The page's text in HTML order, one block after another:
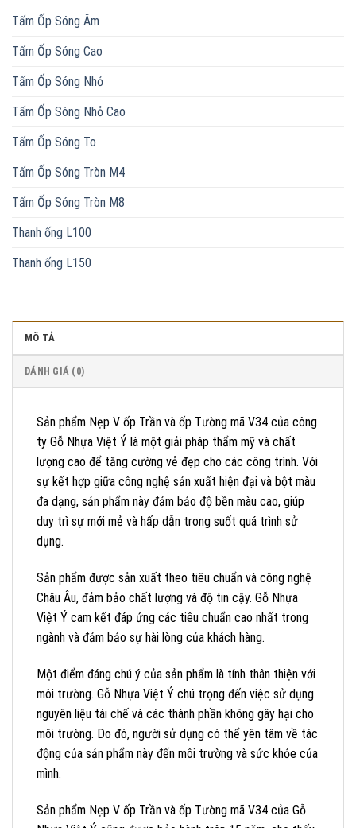
Tấm Ốp Sóng Âm
Tấm Ốp Sóng Cao
Tấm Ốp Sóng Nhỏ
Tấm Ốp Sóng Nhỏ Cao
Tấm Ốp Sóng To
Tấm Ốp Sóng Tròn M4
Tấm Ốp Sóng Tròn M8
Thanh ống L100
Thanh ống L150
MÔ TẢ
ĐÁNH GIÁ (0)
Sản phẩm Nẹp V ốp Trần và ốp Tường mã V34 của công
ty Gỗ Nhựa Việt Ý là một giải pháp thẩm mỹ và chất
lượng cao để tăng cường vẻ đẹp cho các công trình. Với
sự kết hợp giữa công nghệ sản xuất hiện đại và bột màu
đa dạng, sản phẩm này đảm bảo độ bền màu cao, giúp
duy trì sự mới mẻ và hấp dẫn trong suốt quá trình sử
dụng.
Sản phẩm được sản xuất theo tiêu chuẩn và công nghệ
Châu Âu, đảm bảo chất lượng và độ tin cậy. Gỗ Nhựa
Việt Ý cam kết đáp ứng các tiêu chuẩn cao nhất trong
ngành và đảm bảo sự hài lòng của khách hàng.
Một điểm đáng chú ý của sản phẩm là tính thân thiện với
môi trường. Gỗ Nhựa Việt Ý chú trọng đến việc sử dụng
nguyên liệu tái chế và các thành phần không gây hại cho
môi trường. Do đó, người sử dụng có thể yên tâm về tác
động của sản phẩm này đến môi trường và sức khỏe của
mình.
Sản phẩm Nẹp V ốp Trần và ốp Tường mã V34 của Gỗ